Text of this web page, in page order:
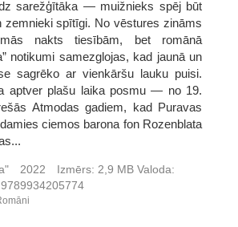
sarežģītāka ― muižnieks spēj būt
spītīgi. No vēstures zināms
nakts tiesībām, bet romānā
notikumi samezglojas, kad jaunā un
sagrēko ar vienkāršu lauku puisi.
aptver plašu laika posmu ― no 19.
Atmodas gadiem, kad Puravas
ciemos barona fon Rozenblata
2022 Izmērs: 2,9 MB Valoda:
9789934205774